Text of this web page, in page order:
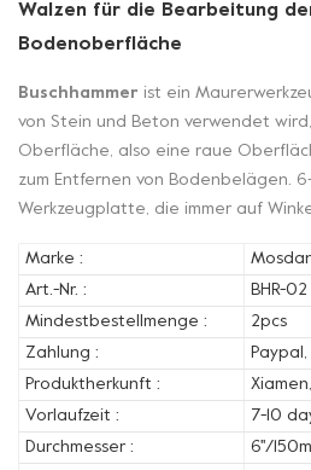
Walzen für die Bearbeitung
Bodenoberfläche
Buschhammer ist ein
von Stein und Beton verwendet
Oberfläche, also eine raue
zum Entfernen von Bodenbelägen.
Werkzeugplatte, die immer auf
Marke :
Art.-Nr. :
BHR-02
Mindestbestellmenge :
2pcs
Zahlung :
Paypal,
Produktherkunft :
Vorlaufzeit :
7-10
Durchmesser :
6''/